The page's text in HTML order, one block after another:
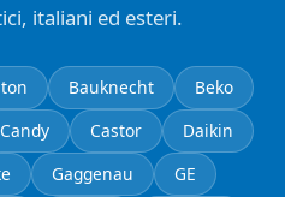
italiani ed esteri.
Bauknecht
Beko
Candy Castor
Daikin
Gaggenau
GE